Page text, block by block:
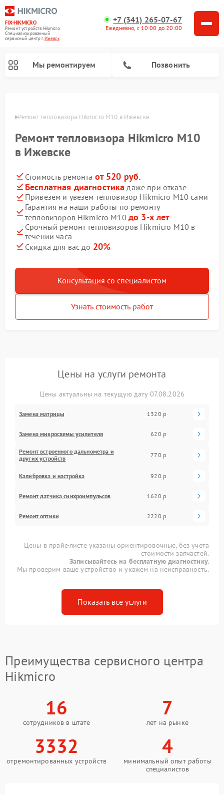
FIX-HIKMICRO
Ремонт устройств Hikmicro
Специализированный
cервисный центр г.Ижевск
+7 (341) 265-07-67
Ежедневно, с 10:00 до 20:00
Мы ремонтируем Позвонить
Ремонт тепловизора Hikmicro M10 в Ижевске
Ремонт тепловизора Hikmicro M10
в Ижевске
Стоимость ремонта от 520 руб.
Бесплатная диагностика даже при отказе
Привезем и увезем тепловизор Hikmicro M10 сами
Гарантия на наши работы по ремонту
тепловизоров Hikmicro M10 до 3-х лет
Срочный ремонт тепловизоров Hikmicro M10 в
течении часа
Скидка для вас до 20%
Консультация со специалистом
Узнать стоимость работ
Цены на услуги ремонта
Цены актуальны на текущую дату 07.08.2026
Замена матрицы 1320 р
Замена микросхемы усилителя 620 р
Ремонт встроенного дальнометра и
других устройств
770 р
Калибровка и настройка 920 р
Ремонт датчика синхроимпульсов 1620 р
Ремонт оптики 2220 р
Цены в прайс-листе указаны ориентировочные, без учета
стоимости запчастей.
Записывайтесь на бесплатную диагностику.
Мы проверим ваше устройство и укажем на неисправность.
Показать все услуги
Преимущества сервисного центра
Hikmicro
16
сотрудников в штате
7
лет на рынке
3332
отремонтированных устройств
4
минимальный опыт работы
специалистов